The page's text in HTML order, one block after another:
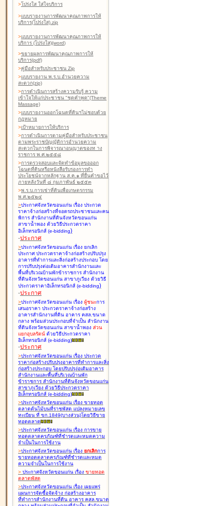
>โปร่งใส ใส่ใจบริการ
>แบบรายงานการพัฒนาคุณภาพการให้
บริการ(โปร่งใส).zip
>แบบรายงานการพัฒนาคุณภาพการให้
บริการ (โปร่งใส)(word)
>ขยายผลการพัฒนาคุณภาพการให้
บริการ(pdf)
>คู่มือสำหรับประชาชน Zip
>แบบรายงาน พ.ร.บ.อำนวยความ
สะดวก(zip)
>การดำเนินการสร้างความรับรู้ ความ
เข้าใจให้แก่ประชาชน "ชุดคำพูด"(Theme
Massage)
>แบบรายงานออกโฉนดที่ดินฯไม่ชอบด้วย
กฎหมาย
>เป้าหมายการให้บริการ
>การดำเนินการตามคู่มือสำหรับประชาชน
ตามพระราชบัญญัติการอำนวยความ
สะดวกในการพิจารณาอนุญาตของท าง
ราชการ พ.ศ.๒๕๕๘
>การตรวจสอบและจัดทำข้อมูลขอออก
โฉนดที่ดินหรือหนังสือรับรองการทำ
ประโยชน์จากหลักฐาน ส.ค.๑ ที่ยื่นคำขอไว้
ภายหลังวันที่ ๘ กุมภาพันธ์ ๒๕๕๓
>พ.ร.บ.การเช่าที่ดินเพื่อเกษตรกรรม
พ.ศ.๒๕๒๔
>ประกาศจังหวัดขอนแก่น เรื่อง ประกวด
ราคาจ้างก่อสร้างที่จอดรถประชาชนและคน
พิการ สำนักงานที่ดินจังหวัดขอนแก่น
สาขาน้ำพอง ด้วยวิธีประกวดราคา
อิเล็กทรอนิกส์ (e-bidding)
-ประกาศ
>ประกาศจังหวัดขอนแก่น เรื่อง ยกเลิก
ประกาศ ประกวดราคาจ้างก่อสร้างปรับปรุง
อาคารที่ทำการและสิ่งก่อสร้างประกอบ โดย
การปรับปรุงต่อเติมอาคารสำนักงานและ
พื้นที่บริเวณบ้านพักข้าราชการ สำนักงาน
ที่ดินจังหวัดขอนแก่น สาขาภูเวียง ด้วยวิธี
ประกวดราคาอิเล็กทรอนิกส์ (e-bidding)
-ประกาศ
>ประกาศจังหวัดขอนแก่น เรื่อง ผู้ชนะการ
เสนอราคา ประกวดราคาจ้างก่อสร้าง
อาคารสำนักงานที่ดิน อาคาร คสล.ขนาด
กลาง พร้อมส่วนประกอบที่จำเป็น สำนักงาน
ที่ดินจังหวัดขอนแก่น สาขาน้ำพอง ส่วน
แยกอุบลรัตน์ ด้วยวิธีประกวดราคา
อิเล็กทรอนิกส์ (e-bidding)
-ประกาศ
>ประกาศจังหวัดขอนแก่น เรื่อง ประกวด
ราคาก่อสร้างปรับปรุงอาคารที่ทำการและสิ่ง
ก่อสร้างประกอบ โดยปรับปรุง่อเติมอาคาร
สำนักงานและพื้นที่บริเวณบ้านพัก
ข้าราชการ สำนักงานที่ดินจังหวัดขอนแก่น
สาขาภูเวียง ด้วยวิธีประกวดราคา
อิเล็กทรอนิกส์ (e-bidding)
>ประกาศจังหวัดขอนแก่น เรื่อง ขายทอด
ตลาดต้นไม้บนที่ราชพัสดุ แปลงหมายเลข
ทะเบียน ที่ ขก.1849(บางส่วน)โดยวิธีขาย
ทอดตลาด
>ประกาศจังหวัดขอนแก่น เรื่อง การขาย
ทอดตลาดครุภัณฑ์ที่ชำรุดและหมดความ
จำเป็นในการใช้งาน
>ประกาศจังหวัดขอนแก่น เรื่อง ยกเลิกการ
ขายทอดตลาดครุภัณฑ์ที่ชำรุดและหมด
ความจำเป็นในการใช้งาน
> ประกาศจังหวัดขอนแก่น เรื่อง ขายทอด
ตลาดพัสดุ
>ประกาศจังหวัดขอนแก่น เรื่อง เผยแพร่
แผนการจัดซื้อจัดจ้าง ก่อสร้างอาคาร
ที่ทำการสำนักงานที่ดิน อาคาร คสล.ขนาด